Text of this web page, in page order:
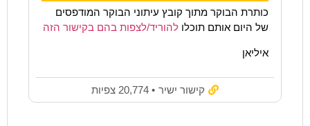
כותרת הבוקר מתוך קובץ עיתוני הבוקר המודפסים
של היום אותם תוכלו להוריד/לצפות בהם בקישור הזה
איליאן
קישור ישיר • 20,774 צפיות